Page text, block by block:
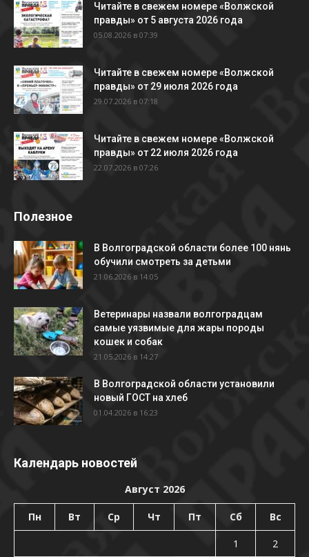
Читайте в свежем номере «Волжской
правды» от 5 августа 2026 года
05.08.2026 в 07:39
Читайте в свежем номере «Волжской
правды» от 29 июля 2026 года
29.07.2026 в 07:18
Читайте в свежем номере «Волжской
правды» от 22 июля 2026 года
22.07.2026 в 07:26
Полезное
В Волгоградской области более 100 нянь
обучили смотреть за детьми
21.06.2026 в 14:05
Ветеринары назвали волгоградцам
самые уязвимые для жары породы
кошек и собак
21.05.2026 в 14:27
В Волгоградской области установили
новый ГОСТ на хлеб
01.04.2026 в 16:23
Календарь новостей
Август 2026
Пн Вт Ср Чт Пт Сб Вс
1
2